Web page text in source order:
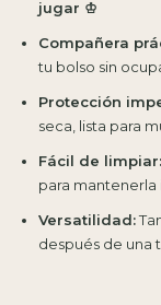
jugar ♔
Compañera
tu bolso sin
Protección
seca, lista para
Fácil de limpiar:
para mantenerla
Versatilidad:
después de una